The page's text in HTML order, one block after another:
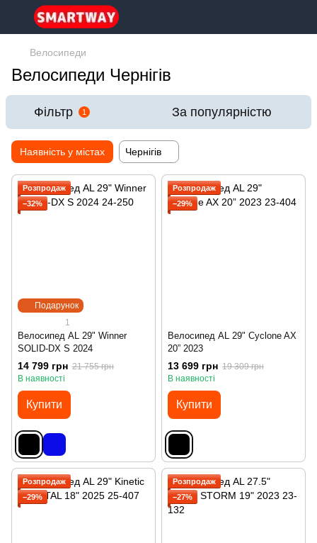
Велосипеди
Велосипеди Чернігів
Фільтр 1 За популярністю
Наявність у містах Чернігів
Подарунок
Розпродаж
−32%
1
Велосипед AL 29" Winner
SOLID-DX S 2024
14 799 грн 21 755 грн
В наявності
Купити
Розпродаж
−29%
Велосипед AL 29" Cyclone AX
20” 2023
13 699 грн 19 309 грн
В наявності
Купити
Розпродаж
−29%
Розпродаж
−27%